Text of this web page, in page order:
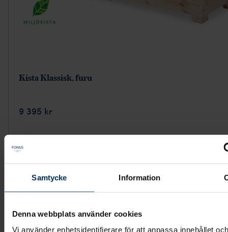
Samtycke Information
Denna webbplats använder cookies
Vi använder enhetsidentifierare för att anpassa innehållet och
Kista Klassisk, furu
9 395 kr